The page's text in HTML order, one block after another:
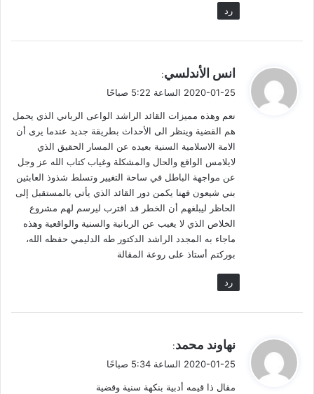
الرواية والنقل. ليس هذا فحسب، بل التفنن في تحلية الأفكار بنثرها
أدب اليوم
فاليوم أفياء القُديس: قناة أدبية.
وشقائق النُّعمان، وهكذا تكلَّم جنوبشت: نثرًا.
ثم طبعُ النخيل والوشاح الأحمر والمزمور الأخير… دواوين شعر.
إنَّه الأدب أيُّها السَّادة – أهلَ السُّنة والجماعة – الأدب المقروء شعرًا
إنَّه أدب القضية السُّنية…
القضية.
فمن ساق الحرف ليشكِّل لوحة قضيَّته بها شعرًا ونثرًا هو المستحق
رد
ي
ل
انس الأندلسي:
2020-01-25 الساعة 5:22 صباحًا
نعم وهذه مميزات القائد الراشد الواعى الرباني الذي يحمل
هم القضية وينظر الى الأحداث بطريقة جديد عندما يرى أن
الامة الاسلامية السنية بعيده عن المسار الحقيق الذي
لايلامس الواقع والحال والمشكلة وغياب كتاب الله عز وجل
عن مواجهة الباطل في ساحة التغيير وتسلط شذوذ العابثين
بني شيعون فهنا يكمن دور القائد الذي يأتي بالمستقبل إلى
الحاظر ليبلغهم أن الخطر قد اقترب ليرسم لهم مشروع
الخلاص الذي لا يغيب عن الربانية والسنية والواقعية وهذه
ماجاء به المجدد الراشد الدكتور طه الدليمي حفظه الله،
بوركتم أستاذ على روعة المقالة
رد
ي
ل
نهاوند محمد:
2020-01-25 الساعة 5:34 صباحًا
مقال ذا قيمه أدبية بنكهة سنية وقضية